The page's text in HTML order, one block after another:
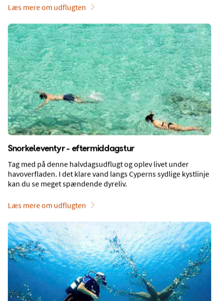
Læs mere om udflugten
Snorkeleventyr - eftermiddagstur
Tag med på denne halvdagsudflugt og oplev livet under
havoverfladen. I det klare vand langs Cyperns sydlige kystlinje
kan du se meget spændende dyreliv.
Læs mere om udflugten
Family Resorts
BØRNEVENLIGT
Sunwing Sandy Bay Beach
Ayia Napa, Cypern, Cypern
+
Fly + 1-værelses handicapvenlig Small Family-
lejlighed med terrasse mod omgivelserne
1 uge
3.400,- i rabat
4.145,-
Pris pr. person VÆLG
Alle hoteller i Ayia Napa